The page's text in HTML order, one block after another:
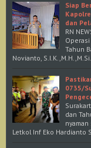
Siap
dan
RN
Tahun
Novianto,
0735/
dan
Letkol Inf Eko Hardianto